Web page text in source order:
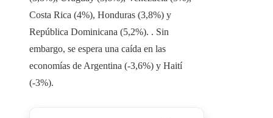
Costa Rica (4%), Honduras (3,8%) y
República Dominicana (5,2%). . Sin
embargo, se espera una caída en las
economías de Argentina (-3,6%) y Haití
(-3%).